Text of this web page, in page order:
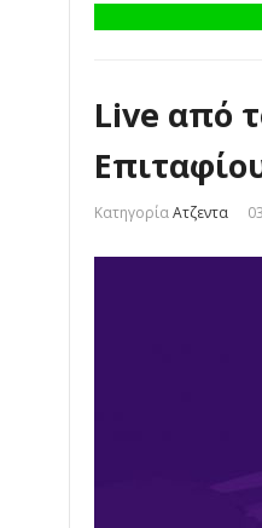
Live από
ΚατηγορίαΑτζεντα